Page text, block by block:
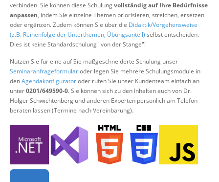
verbinden. Sie können diese Schulungvollständig auf Ihre Bedürfnisse
anpassen, indem Sie einzelne Themen priorisieren, streichen, ersetzen
oder ergänzen. Zudem können Sie über die Didaktik/Vorgehensweise
(z.B. Reihenfolge der Unterthemen, Übungsanteil) selbst entscheiden.
Dies ist keine Standardschulung "von der Stange"!
Nutzen Sie für eine auf Sie maßgeschneiderte Schulung unser
Seminaranfrageformularoder legen Sie mehrere Schulungsmodule in
denAgendakonfiguratoroder rufen Sie unser Kundenteam einfach an
unter0201/649590-0. Sie können sich zu den Inhalten auch von Dr.
Holger Schwichtenberg und anderen Experten persönlich am Telefon
beraten lassen (Termine nach Vereinbarung).